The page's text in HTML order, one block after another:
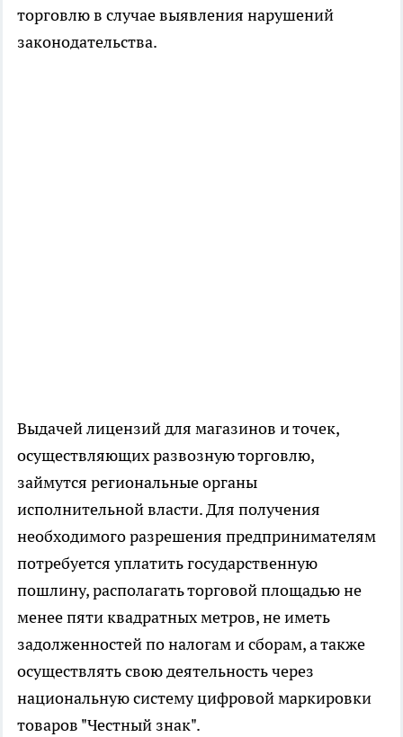
торговлю в случае выявления нарушений
законодательства.
Выдачей лицензий для магазинов и точек,
осуществляющих развозную торговлю,
займутся региональные органы
исполнительной власти. Для получения
необходимого разрешения предпринимателям
потребуется уплатить государственную
пошлину, располагать торговой площадью не
менее пяти квадратных метров, не иметь
задолженностей по налогам и сборам, а также
осуществлять свою деятельность через
национальную систему цифровой маркировки
товаров "Честный знак".